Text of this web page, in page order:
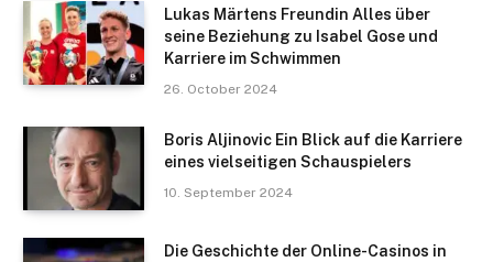
Lukas Märtens Freundin Alles über
seine Beziehung zu Isabel Gose und
Karriere im Schwimmen
26. October 2024
Boris Aljinovic Ein Blick auf die Karriere
eines vielseitigen Schauspielers
10. September 2024
Die Geschichte der Online-Casinos in